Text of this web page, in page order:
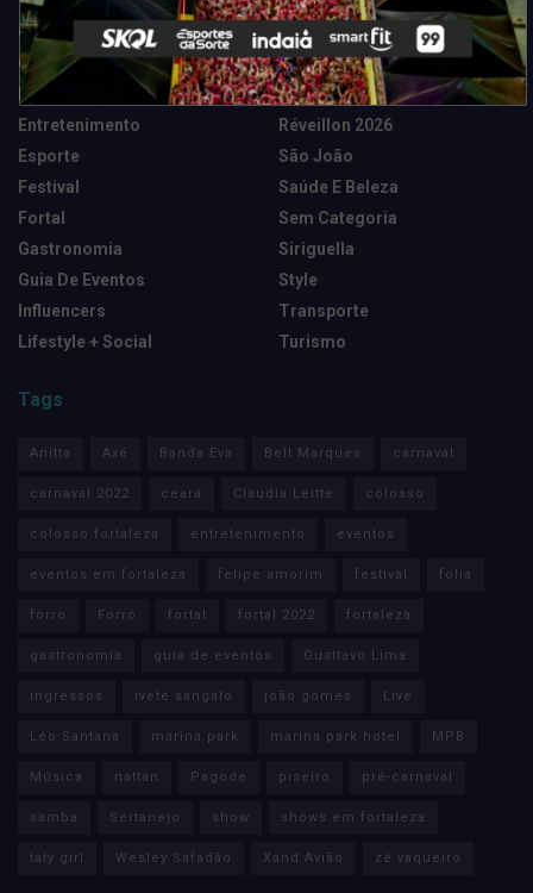
Camarote Vip Junino
Cidade
Destaques
Entretenimento
Esporte
Festival
Fortal
Gastronomia
Guia De Eventos
Influencers
Lifestyle + Social
Marketing E Negócios
Música
News Tech
Réveillon 2026
São João
Saúde E Beleza
Sem Categoria
Siriguella
Style
Transporte
Turismo
Tags
Anitta Axé Banda Eva Bell Marques carnaval
carnaval 2022 ceará Claudia Leitte colosso
colosso fortaleza entretenimento eventos
eventos em fortaleza felipe amorim festival folia
forro Forró fortal fortal 2022 fortaleza
gastronomia guia de eventos Gusttavo Lima
ingressos ivete sangalo joão gomes Live
Léo Santana marina park marina park hotel MPB
Música nattan Pagode piseiro pré-carnaval
samba Sertanejo show shows em fortaleza
taty girl Wesley Safadão Xand Avião zé vaqueiro